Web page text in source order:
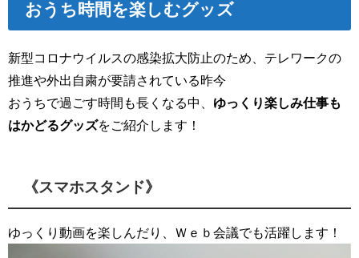
おうち時間を楽しむグッズ
新型コロナウイルスの感染拡大防止のため、テレワークの
推進や外出自粛が要請されている昨今
おうちで過ごす時間も長くなる中、 ゆっくり楽しみ仕事も
はかどるグッズをご紹介します！
《スマホスタンド》
ゆっくり動画を楽しんだり、Ｗｅｂ会議でも活躍します！